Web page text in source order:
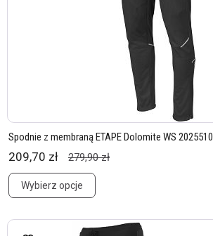
Spodnie z membraną ETAPE Dolomite WS 2025510
209,70 zł 279,90 zł
Wybierz opcje